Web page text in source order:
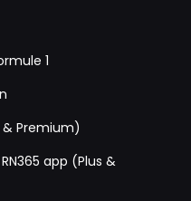
1
Premium)
app (Plus &